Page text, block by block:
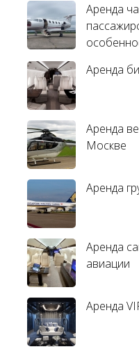
Аренда
Аренда
Аренда
Москве
Аренда
Аренда
авиации
Аренда